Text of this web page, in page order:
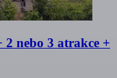
nebo 3 atrakce +